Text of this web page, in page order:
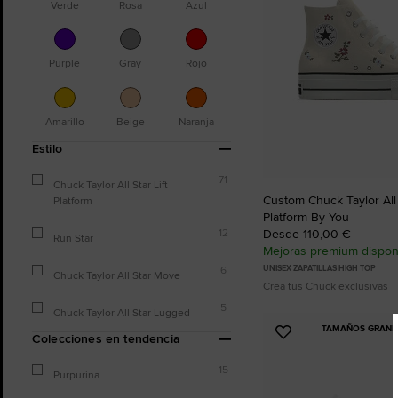
Verde Rosa Azul
Purple Gray Rojo
Amarillo Beige Naranja
Estilo
Chuck Taylor All Star Lift
Platform
71
Run Star 12
Chuck Taylor All Star Move 6
Chuck Taylor All Star Lugged 5
Colecciones en tendencia
Purpurina 15
Custom Chuck Taylor
Platform By You
Desde 110,00 €
Mejoras premium
UNISEX ZAPATILLAS HIGH TOP
Crea tus Chuck exclusivas
TAMAÑOS
Añadir